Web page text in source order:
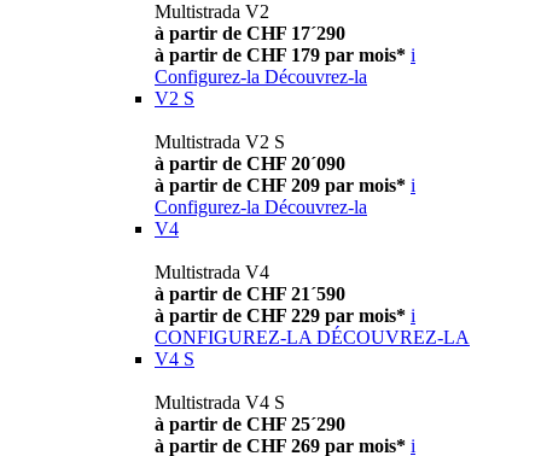
Multistrada V2
à partir de CHF 17´290
à partir de CHF 179 par mois* i
Configurez-la Découvrez-la
V2 S
Multistrada V2 S
à partir de CHF 20´090
à partir de CHF 209 par mois* i
Configurez-la Découvrez-la
V4
Multistrada V4
à partir de CHF 21´590
à partir de CHF 229 par mois* i
CONFIGUREZ-LA DÉCOUVREZ-LA
V4 S
Multistrada V4 S
à partir de CHF 25´290
à partir de CHF 269 par mois* i